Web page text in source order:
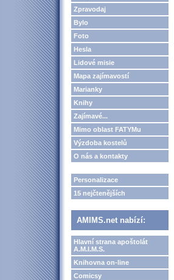
Zpravodaj
Bylo
Foto
Hesla
Lidové misie
Mapa zajímavostí
Marianky
Knihy
Zajímavé...
Mimo oblast FATYMu
Výzdoba kostelů
O nás a kontakty
Personalizace
15 nejčtenějších
AMIMS.net nabízí:
Hlavní strana apoštolát
A.M.I.M.S.
Knihovna on-line
Comicsy